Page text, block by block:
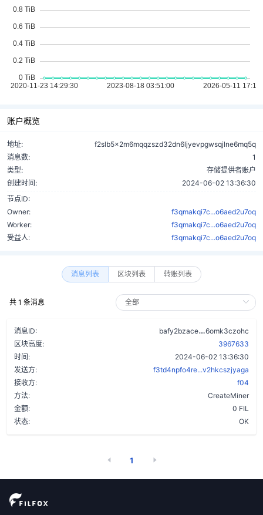
账户概览
地址:
f2slb5x2m6mqqzszd32dn6ljyevpgwsqjlne6mq5q
消息数:
1
类型:
存储提供者账户
创建时间:
2024-06-02 13:36:30
节点ID:
Owner:
f3qmakqi7c...o6aed2u7oq
Worker:
f3qmakqi7c...o6aed2u7oq
受益人:
f3qmakqi7c...o6aed2u7oq
消息列表 区块列表 转账列表
共 1 条消息
消息ID: bafy2bzace
6omk3czohc
区块高度:
3967633
时间:
2024-06-02 13:36:30
发送方:
f3td4npfo4re...v2hkcszjyaga
接收方:
f04
方法:
CreateMiner
金额:
0 FIL
状态:
OK
1